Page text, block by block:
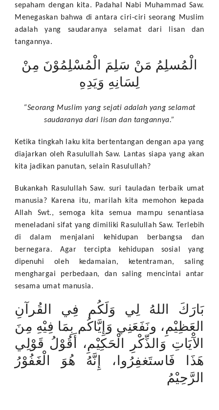
sepaham dengan kita. Padahal Nabi Muhammad Saw.
Menegaskan bahwa di antara ciri-ciri seorang Muslim
adalah yang saudaranya selamat dari lisan dan
tangannya.
الْمُسلِمُ مَنْ سَلِمَ الْمُسْلِمُوْنَ مِنْ
لِسَانِهِ وَيَدِهِ
“Seorang Muslim yang sejati adalah yang selamat
saudaranya dari lisan dan tangannya.”
Ketika tingkah laku kita bertentangan dengan apa yang
diajarkan oleh Rasulullah Saw. Lantas siapa yang akan
kita jadikan panutan, selain Rasulullah?
Bukankah Rasulullah Saw. suri tauladan terbaik umat
manusia? Karena itu, marilah kita memohon kepada
Allah Swt., semoga kita semua mampu senantiasa
meneladani sifat yang dimiliki Rasulullah Saw. Terlebih
di dalam menjalani kehidupan berbangsa dan
bernegara. Agar tercipta kehidupan sosial yang
dipenuhi oleh kedamaian, ketentraman, saling
menghargai perbedaan, dan saling mencintai antar
sesama umat manusia.
بَارَكَ اللهُ لِي وَلَكُم فِي القُرآنِ
العَظِيْمِ، ونَفَعَنِي وَإِيَّاكُم بِمَا فِيْهِ مِنَ
اﻵْيَاتِ وَالذِّكْرِ الْحَكِيْمِ، أَقُوْلُ قَوْلِي
هَذَا فَاستَغفِرُوا، إِنَّهُ هُوَ الْغَفُوْرُ
الرَّحِيْمُ